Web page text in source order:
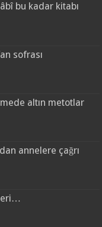
bu kadar kitabı
sofrası
altın metotlar
annelere çağrı